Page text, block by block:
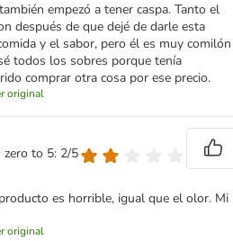
empezó a tener caspa. Tanto el
después de que dejé de darle esta
y el sabor, pero él es muy comilón
todos los sobres porque tenía
comprar otra cosa por ese precio.
original
zero to 5: 2/5
es horrible, igual que el olor. Mi
original